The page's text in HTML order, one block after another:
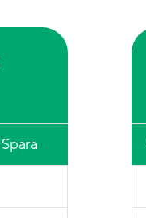
Spara